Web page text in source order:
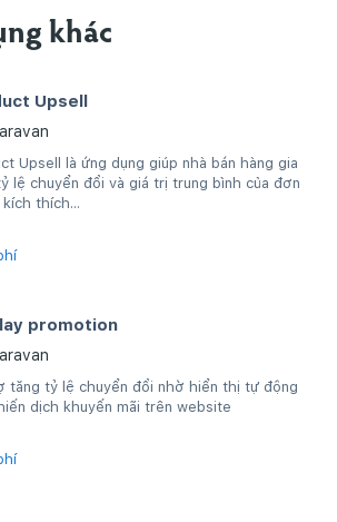
khác
Upsell
Upsell là ứng dụng giúp nhà bán hàng gia
lệ chuyển đổi và giá trị trung bình của đơn
kích thích...
promotion
tăng tỷ lệ chuyển đổi nhờ hiển thị tự động
dịch khuyến mãi trên website